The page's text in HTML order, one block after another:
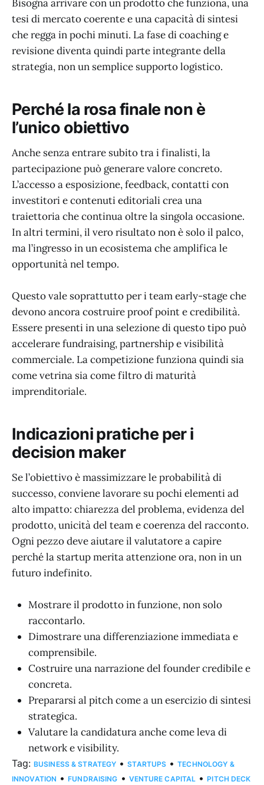
Bisogna arrivare con un prodotto che funziona, una
tesi di mercato coerente e una capacità di sintesi
che regga in pochi minuti. La fase di coaching e
revisione diventa quindi parte integrante della
strategia, non un semplice supporto logistico.
Perché la rosa finale non è
l’unico obiettivo
Anche senza entrare subito tra i finalisti, la
partecipazione può generare valore concreto.
L’accesso a esposizione, feedback, contatti con
investitori e contenuti editoriali crea una
traiettoria che continua oltre la singola occasione.
In altri termini, il vero risultato non è solo il palco,
ma l’ingresso in un ecosistema che amplifica le
opportunità nel tempo.
Questo vale soprattutto per i team early-stage che
devono ancora costruire proof point e credibilità.
Essere presenti in una selezione di questo tipo può
accelerare fundraising, partnership e visibilità
commerciale. La competizione funziona quindi sia
come vetrina sia come filtro di maturità
imprenditoriale.
Indicazioni pratiche per i
decision maker
Se l’obiettivo è massimizzare le probabilità di
successo, conviene lavorare su pochi elementi ad
alto impatto: chiarezza del problema, evidenza del
prodotto, unicità del team e coerenza del racconto.
Ogni pezzo deve aiutare il valutatore a capire
perché la startup merita attenzione ora, non in un
futuro indefinito.
Mostrare il prodotto in funzione, non solo
raccontarlo.
Dimostrare una differenziazione immediata e
comprensibile.
Costruire una narrazione del founder credibile e
concreta.
Prepararsi al pitch come a un esercizio di sintesi
strategica.
Valutare la candidatura anche come leva di
network e visibility.
Tag: BUSINESS & STRATEGY • STARTUPS • TECHNOLOGY &
INNOVATION • FUNDRAISING • VENTURE CAPITAL • PITCH DECK